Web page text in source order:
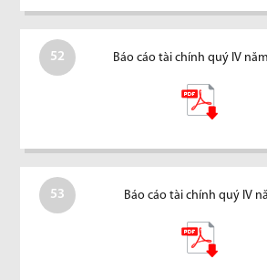
52 Báo cáo tài chính quý IV
53 Báo cáo tài chính quý IV